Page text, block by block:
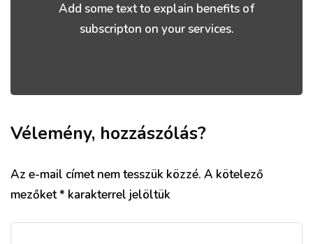
Add some text to explain benefits of
subscripton on your services.
Vélemény, hozzászólás?
Az e-mail címet nem tesszük közzé. A kötelező
mezőket* karakterrel jelöltük